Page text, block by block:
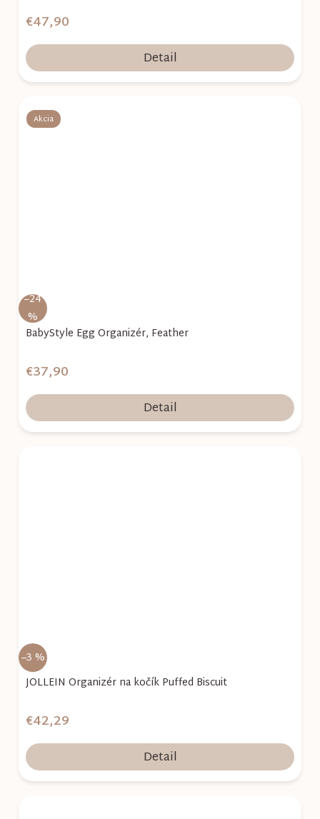
€47,90
Detail
Akcia
–24
%
BabyStyle Egg Organizér, Feather
€37,90
Detail
–3 %
JOLLEIN Organizér na kočík Puffed Biscuit
€42,29
Detail